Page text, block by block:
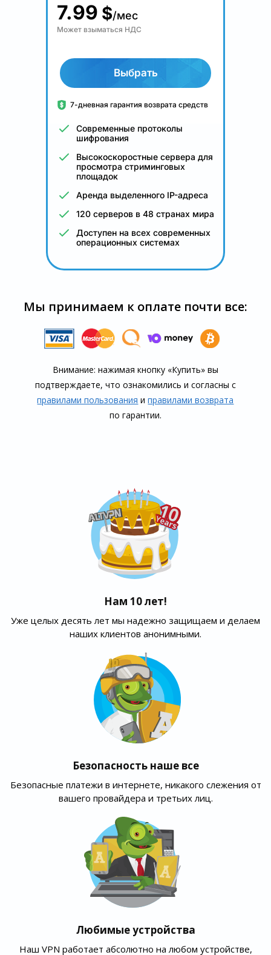
7.99 $/мес
Может взыматься НДС
Выбрать
7-дневная гарантия возврата средств
Современные протоколы
шифрования
Высокоскоростные сервера для
просмотра стриминговых
площадок
Аренда выделенного IP-адреса
120 серверов в 48 странах мира
Доступен на всех современных
операционных системах
Мы принимаем к оплате почти все:
Внимание: нажимая кнопку «Купить» вы
подтверждаете, что озна­комились и согласны с
правилами пользования иправилами воз­врата
по гарантии.
Нам 10 лет!
Уже целых десять лет мы надежно защищаем и делаем
наших клиентов анонимными.
Безопасность наше все
Безопасные платежи в интернете, никакого слежения от
вашего провайдера и третьих лиц.
Любимые устройства
Наш VPN работает абсолютно на любом устройстве,